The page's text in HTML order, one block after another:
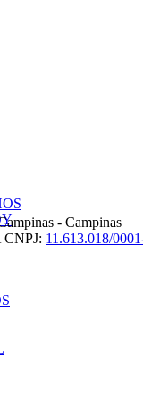
- Campinas
CNPJ: 11.613.018/